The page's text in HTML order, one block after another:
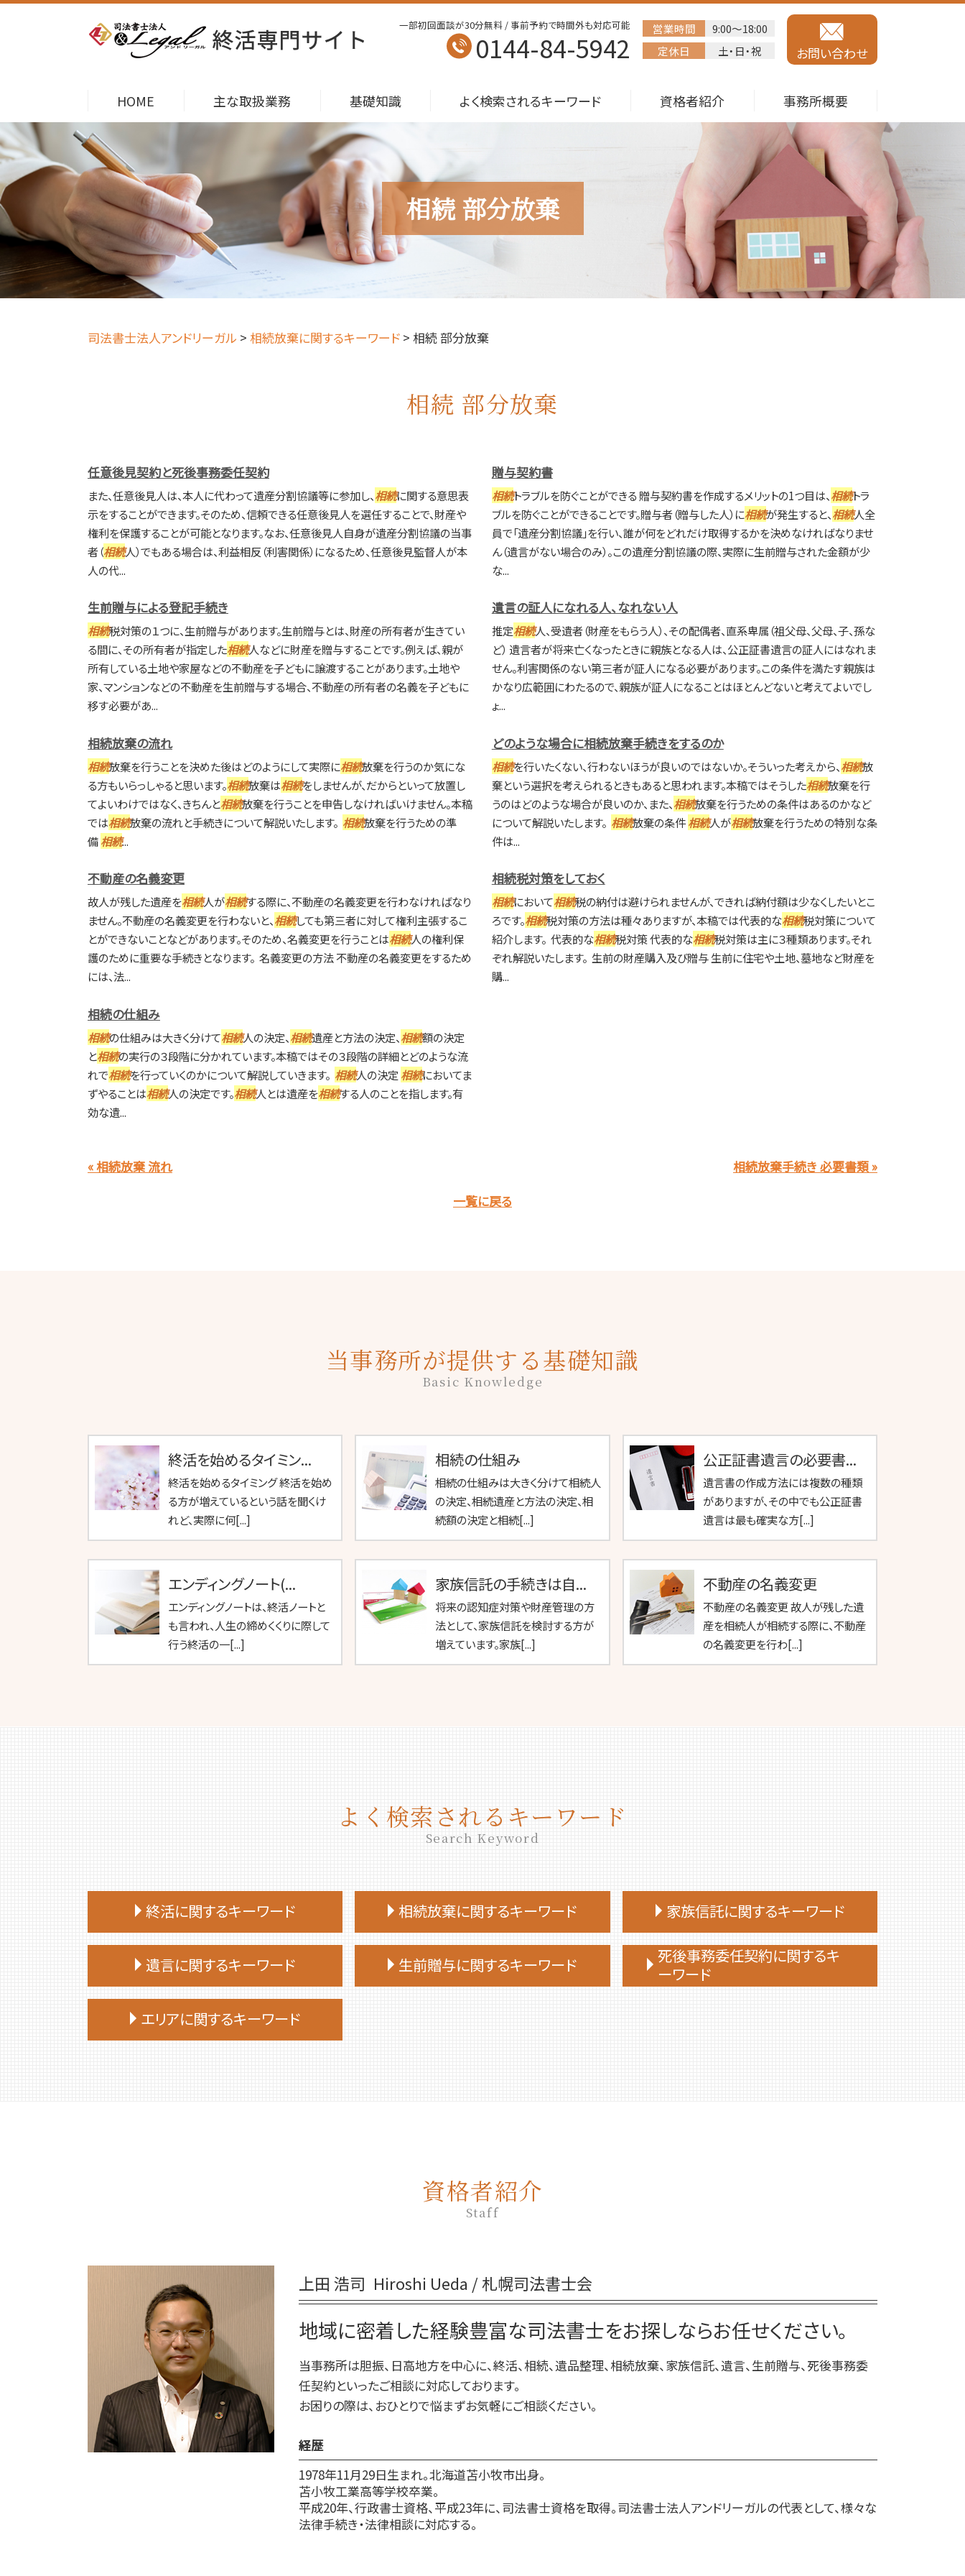
相続 部分放棄
一部初回面談が30分無料 / 事前予約で時間外も対応可能
0144-84-5942
営業時間
9:00～18:00
定休日
土・日・祝 お問い合わせ
HOME 主な取扱業務 基礎知識 よく検索されるキーワード 資格者紹介 事務所概要
司法書士法人アンドリーガル > 相続放棄に関するキーワード > 相続 部分放棄
相続 部分放棄
任意後見契約と死後事務委任契約
また、任意後見人は、本人に代わって遺産分割協議等に参加し、相続に関する意思表
示をすることができます。そのため、信頼できる任意後見人を選任することで、財産や
権利を保護することが可能となります。なお、任意後見人自身が遺産分割協議の当事
者（相続人）でもある場合は、利益相反（利害関係）になるため、任意後見監督人が本
人の代...
贈与契約書
相続トラブルを防ぐことができる 贈与契約書を作成するメリットの1つ目は、相続トラ
ブルを防ぐことができることです。贈与者（贈与した人）に相続が発生すると、相続人全
員で「遺産分割協議」を行い、誰が何をどれだけ取得するかを決めなければなりませ
ん（遺言がない場合のみ）。この遺産分割協議の際、実際に生前贈与された金額が少
な...
生前贈与による登記手続き
相続税対策の１つに、生前贈与があります。生前贈与とは、財産の所有者が生きてい
る間に、その所有者が指定した相続人などに財産を贈与することです。例えば、親が
所有している土地や家屋などの不動産を子どもに譲渡することがあります。土地や
家、マンションなどの不動産を生前贈与する場合、不動産の所有者の名義を子どもに
移す必要があ...
遺言の証人になれる人、なれない人
推定相続人、受遺者（財産をもらう人）、その配偶者、直系卑属（祖父母、父母、子、孫な
ど） 遺言者が将来亡くなったときに親族となる人は、公正証書遺言の証人にはなれま
せん。利害関係のない第三者が証人になる必要があります。この条件を満たす親族は
かなり広範囲にわたるので、親族が証人になることはほとんどないと考えてよいでし
ょ...
相続放棄の流れ
相続放棄を行うことを決めた後はどのようにして実際に相続放棄を行うのか気にな
る方もいらっしゃると思います。相続放棄は相続をしませんが、だからといって放置し
てよいわけではなく、きちんと相続放棄を行うことを申告しなければいけません。本稿
では相続放棄の流れと手続きについて解説いたします。 相続放棄を行うための準
備相続...
どのような場合に相続放棄手続きをするのか
相続を行いたくない、行わないほうが良いのではないか。そういった考えから、相続放
棄という選択を考えられるときもあると思われます。本稿ではそうした相続放棄を行
うのはどのような場合が良いのか、また、相続放棄を行うための条件はあるのかなど
について解説いたします。 相続放棄の条件相続人が相続放棄を行うための特別な条
件は...
不動産の名義変更
故人が残した遺産を相続人が相続する際に、不動産の名義変更を行わなければなり
ません。不動産の名義変更を行わないと、相続しても第三者に対して権利主張するこ
とができないことなどがあります。そのため、名義変更を行うことは相続人の権利保
護のために重要な手続きとなります。 名義変更の方法 不動産の名義変更をするため
には、法...
相続税対策をしておく
相続において相続税の納付は避けられませんが、できれば納付額は少なくしたいとこ
ろです。相続税対策の方法は種々ありますが、本稿では代表的な相続税対策について
紹介します。 代表的な相続税対策 代表的な相続税対策は主に３種類あります。それ
ぞれ解説いたします。 生前の財産購入及び贈与 生前に住宅や土地、墓地など財産を
購...
相続の仕組み
相続の仕組みは大きく分けて相続人の決定、相続遺産と方法の決定、相続額の決定
と相続の実行の３段階に分かれています。本稿ではその３段階の詳細とどのような流
れで相続を行っていくのかについて解説していきます。 相続人の決定 相続においてま
ずやることは相続人の決定です。相続人とは遺産を相続する人のことを指します。有
効な遺...
« 相続放棄 流れ
相続放棄手続き 必要書類 »
一覧に戻る
当事務所が提供する基礎知識
Basic Knowledge
終活を始めるタイミン...
終活を始めるタイミング 終活を始め
る方が増えているという話を聞くけ
れど、実際に何[...]
相続の仕組み
相続の仕組みは大きく分けて相続人
の決定、相続遺産と方法の決定、相
続額の決定と相続[...]
公正証書遺言の必要書...
遺言書の作成方法には複数の種類
がありますが、その中でも公正証書
遺言は最も確実な方[...]
エンディングノート(...
エンディングノートは、終活ノートと
も言われ、人生の締めくくりに際して
行う終活の一[...]
家族信託の手続きは自...
将来の認知症対策や財産管理の方
法として、家族信託を検討する方が
増えています。家族[...]
不動産の名義変更
不動産の名義変更 故人が残した遺
産を相続人が相続する際に、不動産
の名義変更を行わ[...]
よく検索されるキーワード
Search Keyword
終活に関するキーワード
終活 捨てられない
終活 始める時期
終活 いつから
終活 注意点
終活 タイミング
エンディングノート 作り方
相続放棄に関するキーワード
相続放棄手続き 生前
相続放棄申述書
相続放棄 仕方
相続放棄 必要書類
相続放棄 やり方
相続放棄 兄弟
相続放棄 費用
家族信託に関するキーワード
家族 信託 制度 と は
家族 信託 について
家族 信託 認知 症
仕組み 家族信託
遺言に関するキーワード
遺言 司法書士 費用
遺言 効力 いつから
遺言
遺言 公正証書 証人
遺言 証人
遺言 司法書士
遺言 先に死亡
遺言 種類
遺言 公証人
生前贈与に関するキーワード
生前贈与 タイミング
生前贈与 手続き 流れ
生前贈与 贈与税 時効
生前贈与 非課税 住宅
生前贈与 何年前まで
不動産 生前贈与
生前贈与 登記
死後事務委任契約に関するキ
ーワード
死後事務委任契約 後見人
死後事務委任契約 成年後見
死後事務委任契約 不動産売却
エリアに関するキーワード
登別市 家族信託
厚真町 死後事務委任契約
伊達市 家族信託
新ひだか町 相続
登別市 遺品整理
千歳市 家族信託
日高町 終活 相談
平取市 終活 相談
千歳市 遺品整理
厚真町 相続
資格者紹介
Staff
上田 浩司 Hiroshi Ueda / 札幌司法書士会
地域に密着した経験豊富な司法書士をお探しならお任せください。
当事務所は胆振、日高地方を中心に、終活、相続、遺品整理、相続放棄、家族信託、遺言、生前贈与、死後事務委
任契約といったご相談に対応しております。
お困りの際は、おひとりで悩まずお気軽にご相談ください。
経歴
1978年11月29日生まれ。北海道苫小牧市出身。
苫小牧工業高等学校卒業。
平成20年、行政書士資格、平成23年に、司法書士資格を取得。司法書士法人アンドリーガルの代表として、様々な
法律手続き・法律相談に対応する。